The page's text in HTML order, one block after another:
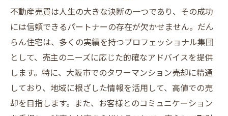
不動産売買は人生の大きな決断の一つであり、その成功
には信頼できるパートナーの存在が欠かせません。だん
らん住宅は、多くの実績を持つプロフェッショナル集団
として、売主のニーズに応じた的確なアドバイスを提供
します。特に、大阪市でのタワーマンション売却に精通
しており、地域に根ざした情報を活用して、高値での売
却を目指します。また、お客様とのコミュニケーション